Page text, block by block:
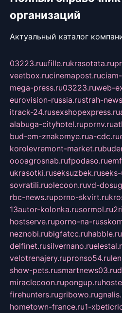
организаций
Актуальный каталог
03223.ruufille.rukrasotata.ru
veetbox.rucinemapost.ru
mega-press.ru03223.ruweb-
eurovision-russia.rustrah-
itrack-24.rusexshopexpress.ru
alabuga-cityhotel.rupornv.ru
bud-em-znakomye.rua-cdc.ru
korolevremont-market.ru
oooagrosnab.rufpodaso.ru
ukrasotki.ruseksuzbek.ru
sovratili.ruolecoon.ruvd-
rbc-news.ruporno-skvirt.ru
13autor-kolonka.rusormol.ru
hostserve.ruporno-na-
neznobi.rubigfatcc.ruhabble.ru
delfinet.rusilvernano.ru
velotrenajery.rupronso54.ru
show-pets.rusmartnews03.ru
miraclecoon.rupongup.ru
firehunters.rugribowo.ru
hometown-france.ru1-